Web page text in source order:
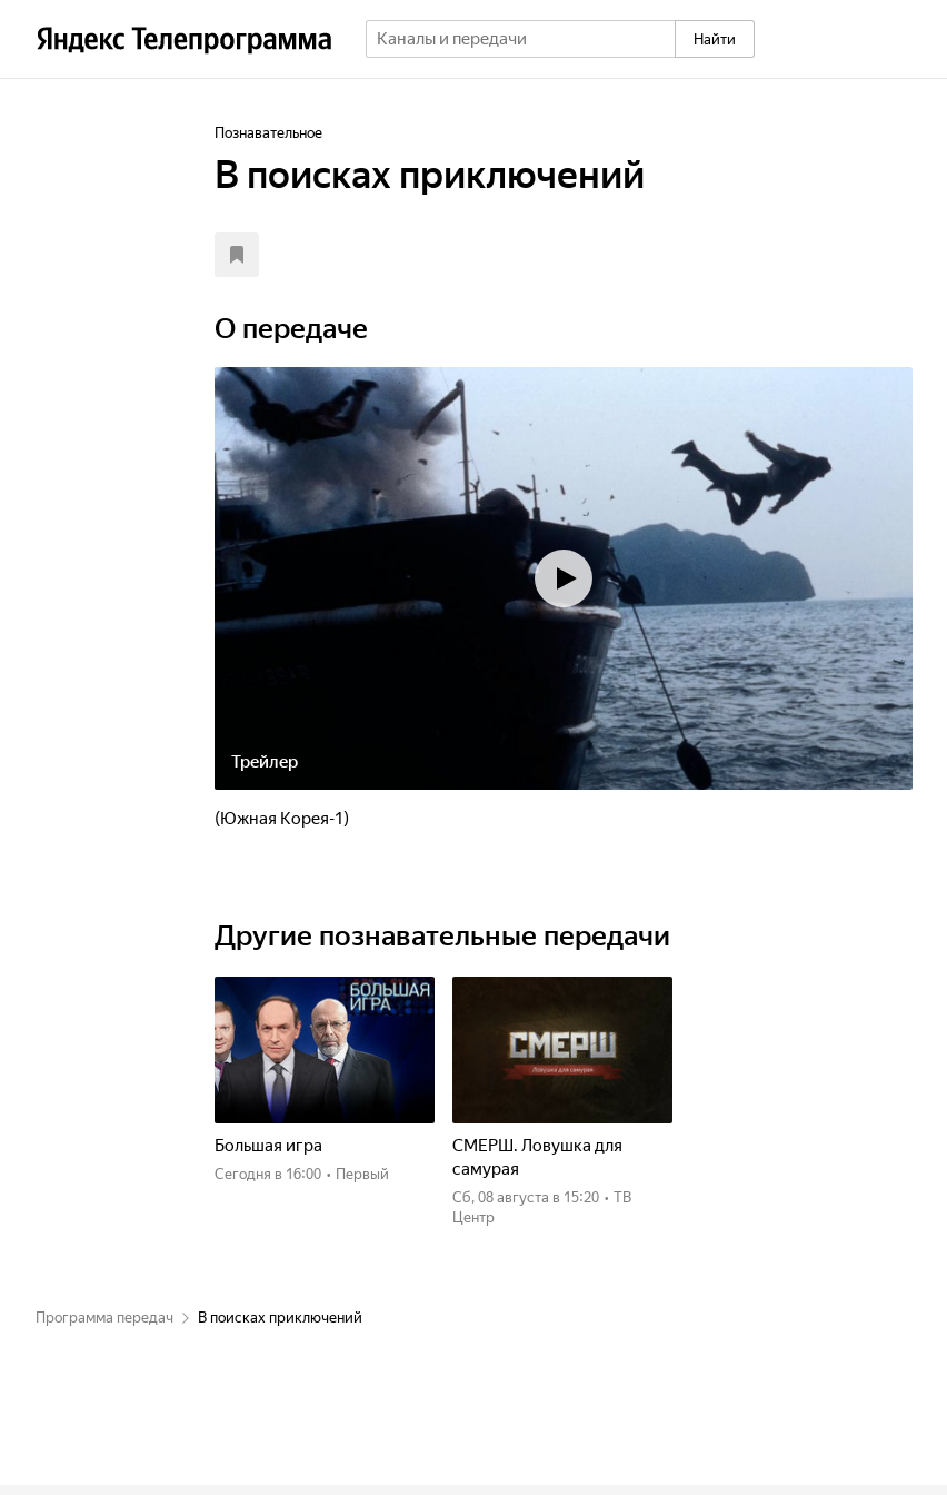
Найти
Познавательное
В поисках приключений
О передаче
Трейлер
(Южная Корея-1)
Другие познавательные передачи
Большая игра
Сегодня в 16:00 • Первый
СМЕРШ. Ловушка для
самурая
сб, 08 августа в 15:20 • ТВ
Центр
Программа передач В поисках приключений